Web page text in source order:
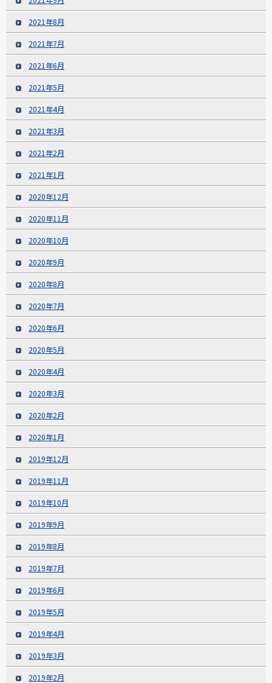
2021年8月
2021年7月
2021年6月
2021年5月
2021年4月
2021年3月
2021年2月
2021年1月
2020年12月
2020年11月
2020年10月
2020年9月
2020年8月
2020年7月
2020年6月
2020年5月
2020年4月
2020年3月
2020年2月
2020年1月
2019年12月
2019年11月
2019年10月
2019年9月
2019年8月
2019年7月
2019年6月
2019年5月
2019年4月
2019年3月
2019年2月